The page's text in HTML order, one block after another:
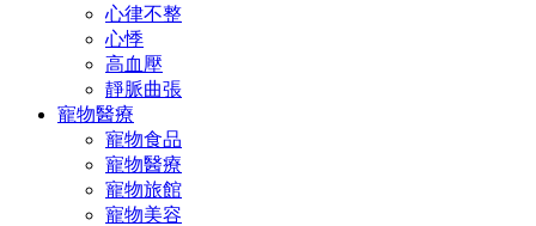
心律不整
心悸
高血壓
靜脈曲張
寵物醫療
寵物食品
寵物醫療
寵物旅館
寵物美容